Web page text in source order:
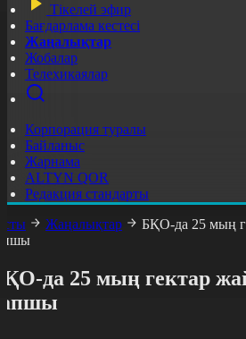
Тікелей эфир
Бағдарлама кестесі
Жаңалықтар
Жобалар
Телехикаялар
Корпорация туралы
Байланыс
Жарнама
ALTYN QOR
Редакция стандарты
Жаңалықтар
БҚО-да 25 мың
да 25 мың гектар